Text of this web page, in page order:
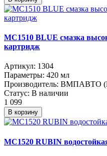
МС1510 BLUE смазка
картридж
Артикул: 1304
Параметры: 420 мл
Производитель: ВМПАВТО
Статус: В наличии
1 099
В корзину
МС1520 RUBIN